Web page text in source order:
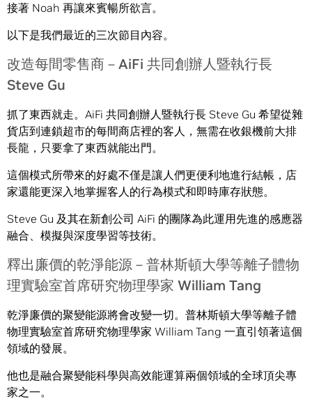
接著 Noah 再讓來賓暢所欲言。
以下是我們最近的三次節目內容。
改造每間零售商－AiFi 共同創辦人暨執行長
Steve Gu
抓了東西就走。AiFi 共同創辦人暨執行長 Steve Gu 希望從雜
貨店到連鎖超市的每間商店裡的客人，無需在收銀機前大排
長龍，只要拿了東西就能出門。
這個模式所帶來的好處不僅是讓人們更便利地進行結帳，店
家還能更深入地掌握客人的行為模式和即時庫存狀態。
Steve Gu 及其在新創公司 AiFi 的團隊為此運用先進的感應器
融合、模擬與深度學習等技術。
釋出廉價的乾淨能源－普林斯頓大學等離子體物
理實驗室首席研究物理學家 William Tang
乾淨廉價的聚變能源將會改變一切。普林斯頓大學等離子體
物理實驗室首席研究物理學家 William Tang 一直引領著這個
領域的發展。
他也是融合聚變能科學與高效能運算兩個領域的全球頂尖專
家之一。